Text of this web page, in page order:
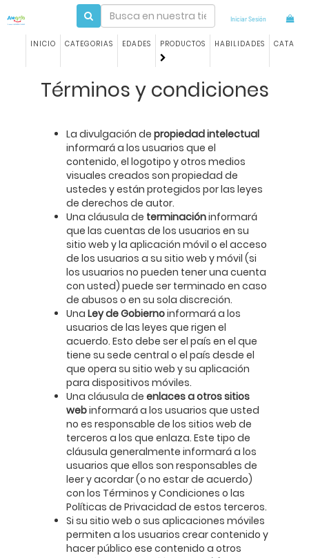
Iniciar Sesión
INICIO CATEGORIAS EDADES PRODUCTOS HABILIDADES
Términos y condiciones
La divulgación depropiedad intelectual
informará a los usuarios que el
contenido, el logotipo y otros medios
visuales creados son propiedad de
ustedes y están protegidos por las leyes
de derechos de autor.
Una cláusula de terminacióninformará
que las cuentas de los usuarios en su
sitio web y la aplicación móvil o el acceso
de los usuarios a su sitio web y móvil (si
los usuarios no pueden tener una cuenta
con usted) puede ser terminado en caso
de abusos o en su sola discreción.
UnaLey de Gobiernoinformará a los
usuarios de las leyes que rigen el
acuerdo. Esto debe ser el país en el que
tiene su sede central o el país desde el
que opera su sitio web y su aplicación
para dispositivos móviles.
Una cláusula deenlaces a otros sitios
webinformará a los usuarios que usted
no es responsable de los sitios web de
terceros a los que enlaza. Este tipo de
cláusula generalmente informará a los
usuarios que ellos son responsables de
leer y acordar (o no estar de acuerdo)
con los Términos y Condiciones o las
Políticas de Privacidad de estos terceros.
Si su sitio web o sus aplicaciones móviles
permiten a los usuarios crear contenido y
hacer público ese contenido a otros